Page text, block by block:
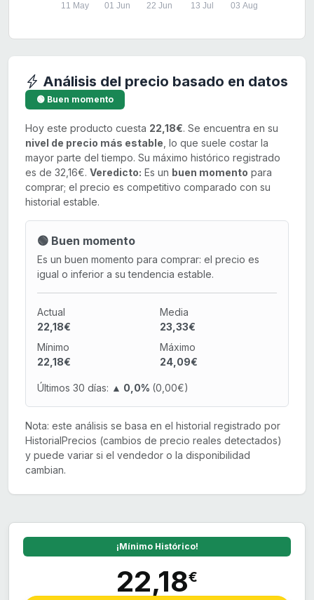
11 May 01 Jun 22 Jun 13 Jul 03 Aug
Análisis del precio basado en datos
🟢 Buen momento
Hoy este producto cuesta 22,18€. Se encuentra en su
nivel de precio más estable , lo que suele costar la
mayor parte del tiempo. Su máximo histórico registrado
es de 32,16€. Veredicto: Es un buen momento para
comprar; el precio es competitivo comparado con su
historial estable.
🟢 Buen momento
Es un buen momento para comprar: el precio es
igual o inferior a su tendencia estable.
Actual
22,18€
Media
23,33€
Mínimo
22,18€
Máximo
24,09€
Últimos 30 días: ▲ 0,0% (0,00€)
Nota: este análisis se basa en el historial registrado por
HistorialPrecios (cambios de precio reales detectados)
y puede variar si el vendedor o la disponibilidad
cambian.
¡Mínimo Histórico!
22,18€